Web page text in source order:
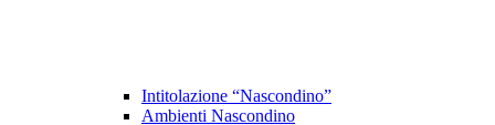
Intitolazione “Nascondino”
Ambienti Nascondino